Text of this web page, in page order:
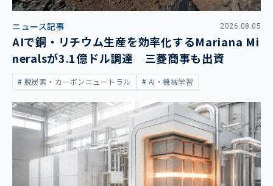
ニュース記事 2026.08.05
AIで銅・リチウム生産を効率化するMariana Mi
neralsが3.1億ドル調達 三菱商事も出資
脱炭素・カーボンニュートラル AI・機械学習